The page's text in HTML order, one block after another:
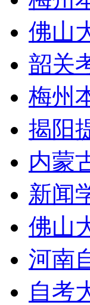
佛山
韶关
梅州
揭阳
内蒙
新闻
佛山
河南
自考